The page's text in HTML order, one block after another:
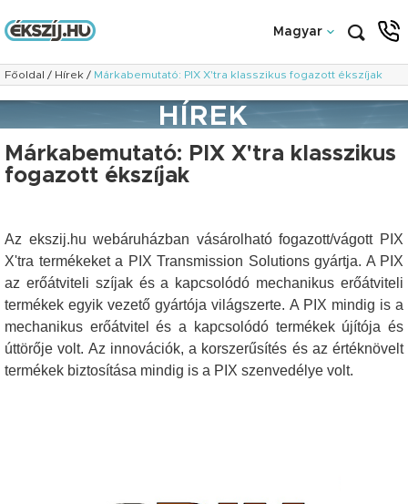
Magyar
Főoldal / Hírek / Márkabemutató: PIX X'tra klasszikus fogazott ékszíjak
HÍREK
Márkabemutató: PIX X'tra klasszikus
fogazott ékszíjak
Az ekszij.hu webáruházban vásárolható fogazott/vágott PIX
X'tra termékeket a PIX Transmission Solutions gyártja. A PIX
az erőátviteli szíjak és a kapcsolódó mechanikus erőátviteli
termékek egyik vezető gyártója világszerte. A PIX mindig is a
mechanikus erőátvitel és a kapcsolódó termékek újítója és
úttörője volt. Az innovációk, a korszerűsítés és az értéknövelt
termékek biztosítása mindig is a PIX szenvedélye volt.